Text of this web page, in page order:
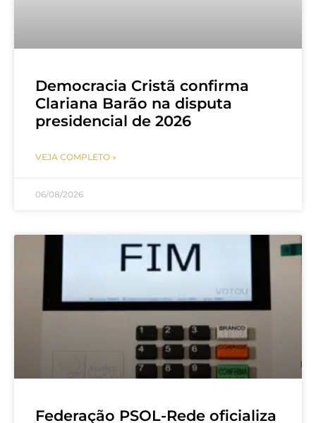
Democracia Cristã confirma
Clariana Barão na disputa
presidencial de 2026
VEJA COMPLETO »
06/08/2026
Federação PSOL-Rede oficializa